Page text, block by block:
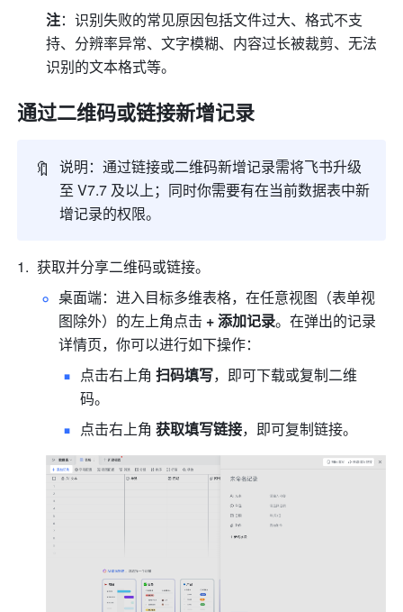
注：识别失败的常见原因包括文件过大、格式不支
持、分辨率异常、文字模糊、内容过长被裁剪、无法
识别的文本格式等。
通过二维码或链接新增记录
🔖
说明：通过链接或二维码新增记录需将飞书升级
至 V7.7 及以上；同时你需要有在当前数据表中新
增记录的权限。
获取并分享二维码或链接。
桌面端：进入目标多维表格，在任意视图（表单视
图除外）的左上角点击 + 添加记录。在弹出的记录
详情页，你可以进行如下操作：
点击右上角 扫码填写，即可下载或复制二维
码。
点击右上角 获取填写链接，即可复制链接。